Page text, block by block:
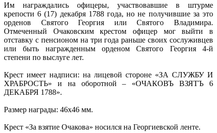
Им награждались офицеры, участвовавшие в штурме
крепости 6 (17) декабря 1788 года, но не получившие за это
орденов Святого Георгия или Святого Владимира.
Отмеченный Очаковским крестом офицер мог выйти в
отставку с пенсионом на три года раньше своих сослуживцев
или быть награжденным орденом Святого Георгия 4-й
степени по выслуге лет.
Крест имеет надписи: на лицевой стороне «ЗА СЛУЖБУ И
ХРАБРОСТЬ» и на оборотной – «ОЧАКОВЪ ВЗЯТЪ 6
ДЕКАБРЯ 1788».
Размер награды: 46х46 мм.
Крест «За взятие Очакова» носился на Георгиевской ленте.